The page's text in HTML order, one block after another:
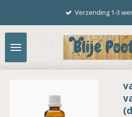
naar
de
hoofdinhoud
Verzending 1-3